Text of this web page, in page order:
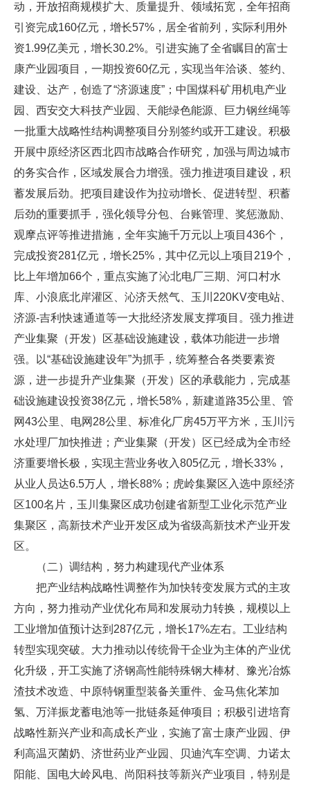
动，开放招商规模扩大、质量提升、领域拓宽，全年招商
引资完成160亿元，增长57%，居全省前列，实际利用外
资1.99亿美元，增长30.2%。引进实施了全省瞩目的富士
康产业园项目，一期投资60亿元，实现当年洽谈、签约、
建设、达产，创造了“济源速度”；中国煤科矿用机电产业
园、西安交大科技产业园、天能绿色能源、巨力钢丝绳等
一批重大战略性结构调整项目分别签约或开工建设。积极
开展中原经济区西北四市战略合作研究，加强与周边城市
的务实合作，区域发展合力增强。强力推进项目建设，积
蓄发展后劲。把项目建设作为拉动增长、促进转型、积蓄
后劲的重要抓手，强化领导分包、台账管理、奖惩激励、
观摩点评等推进措施，全年实施千万元以上项目436个，
完成投资281亿元，增长25%，其中亿元以上项目219个，
比上年增加66个，重点实施了沁北电厂三期、河口村水
库、小浪底北岸灌区、沁济天然气、玉川220KV变电站、
济源-吉利快速通道等一大批经济发展支撑项目。强力推进
产业集聚（开发）区基础设施建设，载体功能进一步增
强。以“基础设施建设年”为抓手，统筹整合各类要素资
源，进一步提升产业集聚（开发）区的承载能力，完成基
础设施建设投资38亿元，增长58%，新建道路35公里、管
网43公里、电网28公里、标准化厂房45万平方米，玉川污
水处理厂加快推进；产业集聚（开发）区已经成为全市经
济重要增长极，实现主营业务收入805亿元，增长33%，
从业人员达6.5万人，增长88%；虎岭集聚区入选中原经济
区100名片，玉川集聚区成功创建省新型工业化示范产业
集聚区，高新技术产业开发区成为省级高新技术产业开发
区。
（二）调结构，努力构建现代产业体系
把产业结构战略性调整作为加快转变发展方式的主攻
方向，努力推动产业优化布局和发展动力转换，规模以上
工业增加值预计达到287亿元，增长17%左右。工业结构
转型实现突破。大力推动以传统骨干企业为主体的产业优
化升级，开工实施了济钢高性能特殊钢大棒材、豫光冶炼
渣技术改造、中原特钢重型装备关重件、金马焦化苯加
氢、万洋振龙蓄电池等一批链条延伸项目；积极引进培育
战略性新兴产业和高成长产业，实施了富士康产业园、伊
利高温灭菌奶、济世药业产业园、贝迪汽车空调、力诺太
阳能、国电大岭风电、尚阳科技等新兴产业项目，特别是